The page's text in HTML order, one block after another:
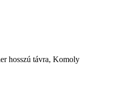
hosszú távra, Komoly